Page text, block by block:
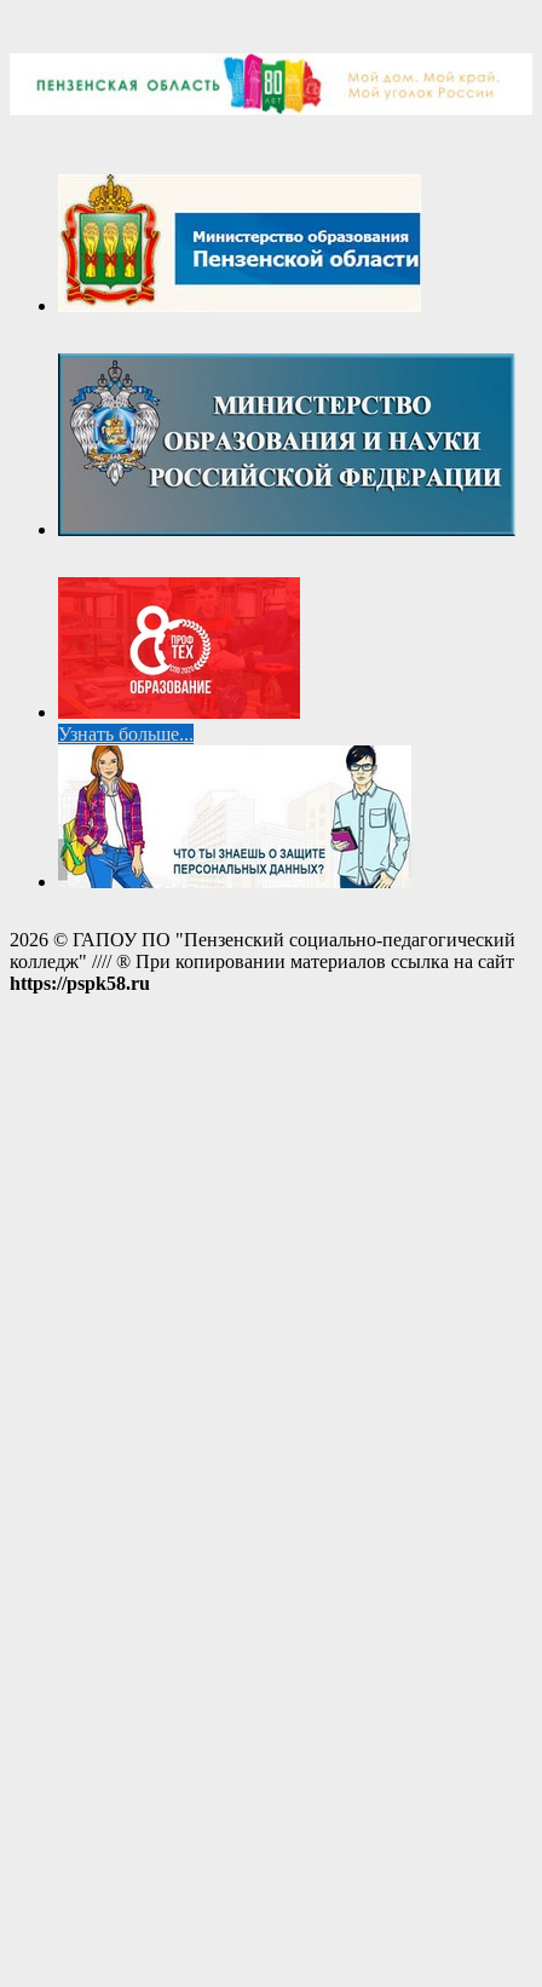
Узнать больше...
2026 © ГАПОУ ПО "Пензенский социально-педагогический
колледж" //// ® При копировании материалов ссылка на сайт
https://pspk58.ru